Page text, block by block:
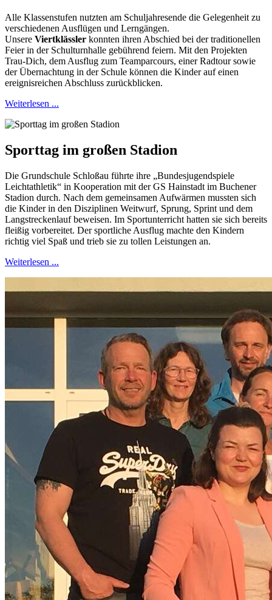
Alle Klassenstufen nutzten am Schuljahresende die Gelegenheit zu
verschiedenen Ausflügen und Lerngängen.
Unsere Viertklässler konnten ihren Abschied bei der traditionellen
Feier in der Schulturnhalle gebührend feiern. Mit den Projekten
Trau-Dich, dem Ausflug zum Teamparcours, einer Radtour sowie
der Übernachtung in der Schule können die Kinder auf einen
ereignisreichen Abschluss zurückblicken.
Weiterlesen ...
Sporttag im großen Stadion
Die Grundschule Schloßau führte ihre „Bundesjugendspiele
Leichtathletik“ in Kooperation mit der GS Hainstadt im Buchener
Stadion durch. Nach dem gemeinsamen Aufwärmen mussten sich
die Kinder in den Disziplinen Weitwurf, Sprung, Sprint und dem
Langstreckenlauf beweisen. Im Sportunterricht hatten sie sich bereits
fleißig vorbereitet. Der sportliche Ausflug machte den Kindern
richtig viel Spaß und trieb sie zu tollen Leistungen an.
Weiterlesen ...